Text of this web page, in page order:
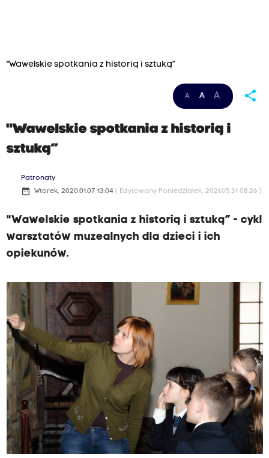
"Wawelskie spotkania z historią i sztuką”
A A A share
"Wawelskie spotkania z historią i
sztuką”
Patronaty
date_range Wtorek, 2020.01.07 13:04 ( Edytowany Poniedziałek, 2021.05.31 08:26 )
"Wawelskie spotkania z historią i sztuką” - cykl
warsztatów muzealnych dla dzieci i ich
opiekunów.